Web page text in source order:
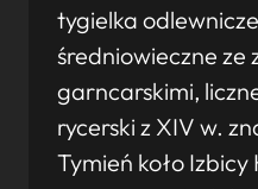
tygielka
średniowieczne ze
garncarskimi,
rycerski z XIV w.
Tymień koło